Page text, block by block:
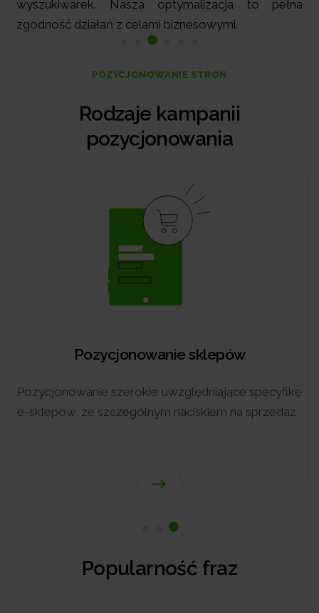
wyszukiwarek. Nasza optymalizacja to pełna
zgodność działań z celami biznesowymi.
POZYCJONOWANIE STRON
Rodzaje kampanii
pozycjonowania
Pozycjonowanie sklepów
Pozycjonowanie szerokie uwzględniające specyfikę
e-sklepów, ze szczególnym naciskiem na sprzedaż
Popularność fraz